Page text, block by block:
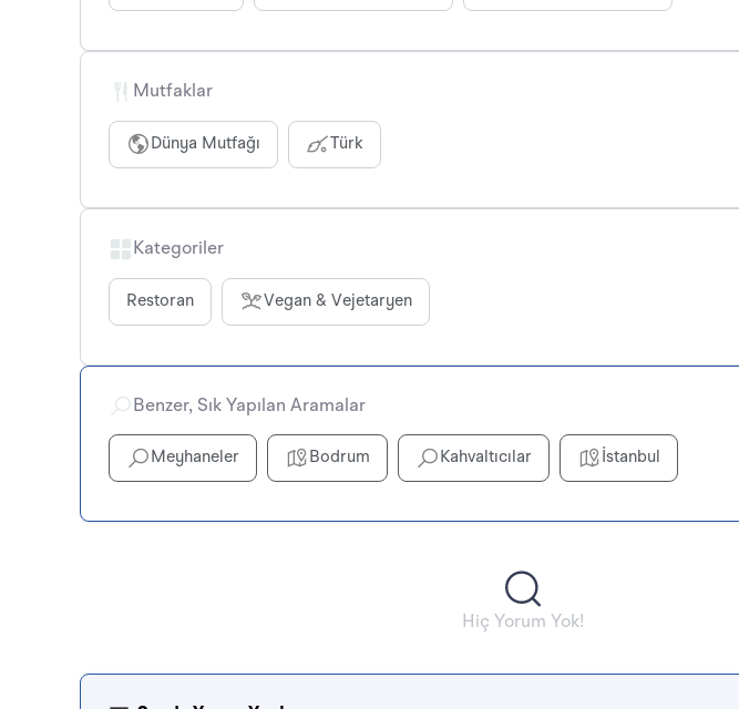
Mutfaklar
Dünya Mutfağı Türk
Kategoriler
Restoran Vegan & Vejetaryen
Benzer, Sık Yapılan Aramalar
Meyhaneler Bodrum Kahvaltıcılar İstanbul
Hiç Yorum Yok!